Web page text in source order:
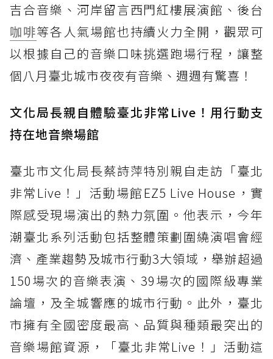
吉合音樂、河岸留言西門紅樓展演館、後台
咖啡等各人氣場館也持續火力全開，觀眾可
以根據自己的音樂口味挑選跑場行程，讓整
個八月臺北城市夜夜有音樂、週週有驚喜！
文化局長親自體驗臺北非常Live！用行動支
持在地音樂場館
臺北市文化局長蔡詩萍特別親自走訪「臺北
非常Live！」活動場館EZ5 Live House，實
際感受現場演出的熱力氛圍。他表示，今年
潮臺北系列活動包括整體策劃圍繞演唱會經
濟、產業趨勢及城市行動3大領域，舉辦超過
150場次的音樂表演、39場次的國際級專業
論壇，及全城響應的城市行動。此外，臺北
市擁有全國密度最高、品質與種類最突出的
音樂場館資源，「臺北非常Live！」活動這